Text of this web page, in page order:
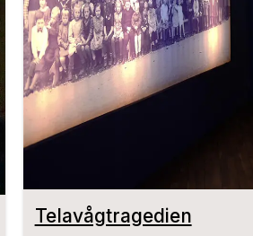
Telavågtragedien